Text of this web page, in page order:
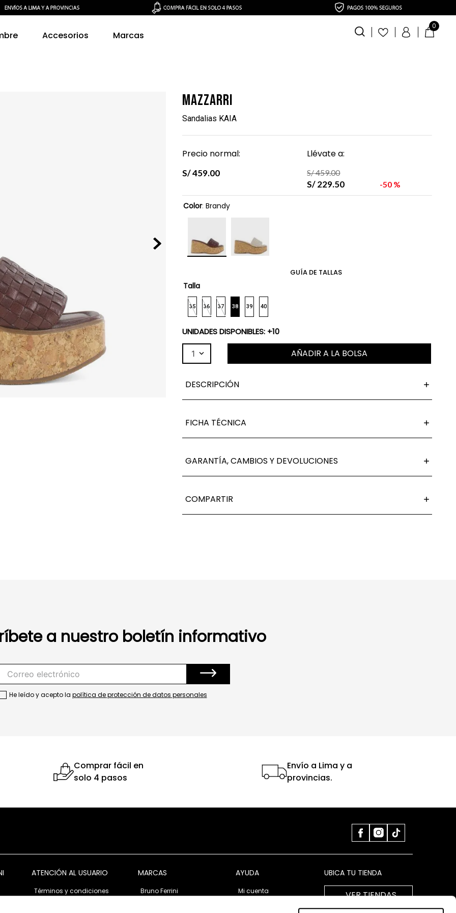
Accesorios Marcas
0
Mazzarri
Sandalias KAIA
Precio normal:
S/459.00
Llévate a:
S/459.00
S/229.50 50 %
Color: Brandy
Talla
35 36 37 38 39 40
GUÍA DE TALLAS
UNIDADES DISPONIBLES: +10
1 AÑADIR A LA BOLSA
DESCRIPCIÓN
FICHA TÉCNICA
GARANTÍA, CAMBIOS Y DEVOLUCIONES
COMPARTIR
a nuestro boletín informativo
He leído y acepto la política de protección de datos personales
Comprar fácil en
solo 4 pasos
Envío a Lima y a
provincias.
ATENCIÓN AL USUARIO
Términos y condiciones
MARCAS
Bruno Ferrini
AYUDA
Mi cuenta
UBICA TU TIENDA
VER TIENDAS